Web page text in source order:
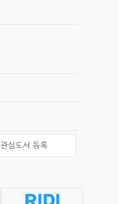
관심도서 등록